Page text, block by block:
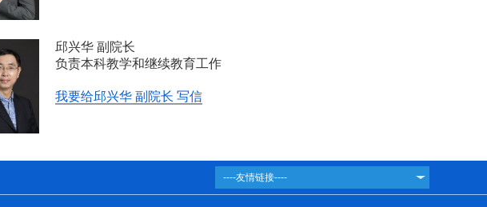
邱兴华 副院长
负责本科教学和继续教育工作
我要给邱兴华 副院长 写信
----友情链接----